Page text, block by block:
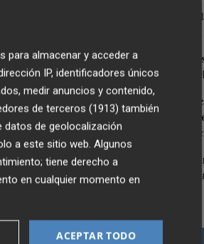
El Ibex 35
0,62%, hasta
3Fallece el
Andrés Gómez
4 CaixaBank
para el
275.000 euros
5
Tesla y
para construir
ni se
quede
más turistas
ha expuesto.
país" e
mejores, más
"equilibrar la
almacenar y acceder a
IP, identificadores únicos
medir anuncios y contenido,
de terceros (1913) también
datos de geolocalización
a este sitio web. Algunos
tiene derecho a
en cualquier momento en
ACEPTAR TODO